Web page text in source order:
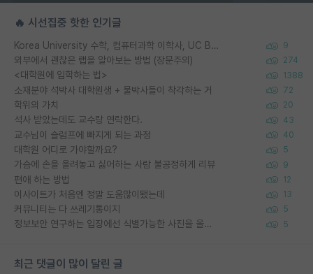
🔥 시선집중 핫한 인기글
Korea University 수학, 컴퓨터과학 이학사, UC Berkeley 산업공학 대학원 공학박사가 되는 것은 쉽지 않겠죠? 9
외부에서 괜찮은 랩을 알아보는 방법 (장문주의) 274
<대학원에 입학하는 법> 1388
소재분야 석박사 대학원생 + 물박사들이 착각하는 거 72
학위의 가치 20
석사 받았는데도 교수랑 연락한다. 43
교수님이 슬럼프에 빠지게 되는 과정 40
대학원 어디로 가야할까요? 5
가슴에 손을 올려놓고 싫어하는 사람 불공정하게 리뷰 9
편애 하는 방법 12
이사이트가 처음엔 정말 도움많이됐는데 13
커뮤니티는 다 쓰레기통이지 5
정보보안 연구하는 입장에선 식별가능한 사진을 올리는건 비추이긴함 5
최근 댓글이 많이 달린 글